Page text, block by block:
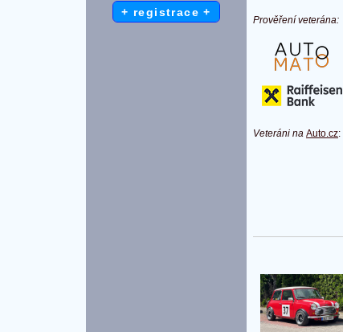
+ registrace +
Prověření veterána:
Veteráni na Auto.cz: